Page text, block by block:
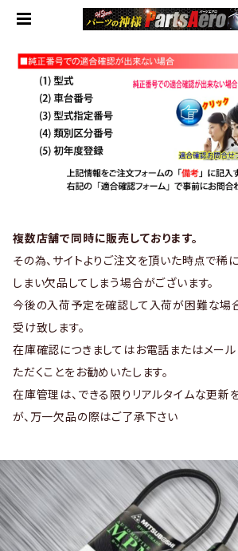
複数店舗で同時に販売しております。
その為、サイトよりご注文を頂いた時点で稀
しまい欠品してしまう場合がございます。
今後の入荷予定を確認して入荷が困難な場
受け致します。
在庫確認につきましてはお電話またはメー
ただくことをお勧めいたします。
在庫管理は、できる限りリアルタイムな更新
が、万一欠品の際はご了承下さい